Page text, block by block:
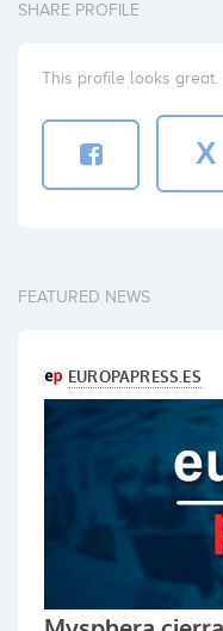
SHARE PROFILE
This profile looks great.
X
FEATURED NEWS